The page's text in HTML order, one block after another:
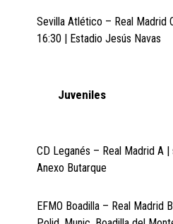
Sevilla Atlético – Real Madrid
16:30 | Estadio Jesús Navas
Juveniles
CD Leganés – Real Madrid A |
Anexo Butarque
EFMO Boadilla – Real Madrid